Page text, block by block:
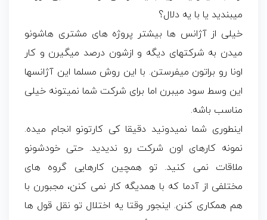
میبندید یا با یه دلال؟
خیلی از آژانس ها بیشتر پروژه های مشتری هاشونو
میدن به شرکتهای دیگه و ازشون درصد میگیرن و کار
اونا رو براتون میفرستن. با این روش مسلما این آژانسها
این وسط سود میبرن اما برای شرکت شما نمیتونه خیلی
مناسب باشه.
اینطوری شما نمیدونید دقیقا کی کارتونو انجام میده.
نمونه کارهای اون شرکت رو ندیدید. حتی خودشونو
ملاقات نمی کنید. تو همچین کارهایی گروه های
مختلفی از آدما که با همدیگه کار نمی کنن، مجبورن با
هم همکاری کنن. اینجور وقتا یه اختلال تو نقل قول ها